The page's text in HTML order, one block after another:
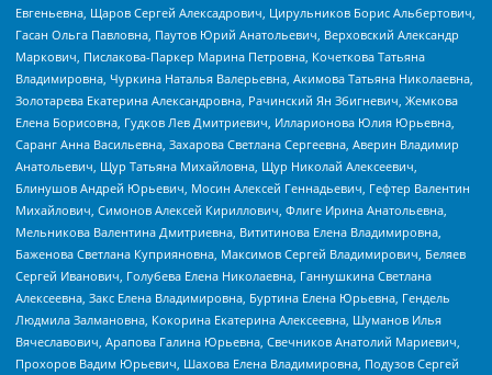
Евгеньевна, Щаров Сергей Алексадрович, Цирульников Борис Альбертович,
Гасан Ольга Павловна, Паутов Юрий Анатольевич, Верховский Александр
Маркович, Пислакова-Паркер Марина Петровна, Кочеткова Татьяна
Владимировна, Чуркина Наталья Валерьевна, Акимова Татьяна Николаевна,
Золотарева Екатерина Александровна, Рачинский Ян Збигневич, Жемкова
Елена Борисовна, Гудков Лев Дмитриевич, Илларионова Юлия Юрьевна,
Саранг Анна Васильевна, Захарова Светлана Сергеевна, Аверин Владимир
Анатольевич, Щур Татьяна Михайловна, Щур Николай Алексеевич,
Блинушов Андрей Юрьевич, Мосин Алексей Геннадьевич, Гефтер Валентин
Михайлович, Симонов Алексей Кириллович, Флиге Ирина Анатольевна,
Мельникова Валентина Дмитриевна, Вититинова Елена Владимировна,
Баженова Светлана Куприяновна, Максимов Сергей Владимирович, Беляев
Сергей Иванович, Голубева Елена Николаевна, Ганнушкина Светлана
Алексеевна, Закс Елена Владимировна, Буртина Елена Юрьевна, Гендель
Людмила Залмановна, Кокорина Екатерина Алексеевна, Шуманов Илья
Вячеславович, Арапова Галина Юрьевна, Свечников Анатолий Мариевич,
Прохоров Вадим Юрьевич, Шахова Елена Владимировна, Подузов Сергей